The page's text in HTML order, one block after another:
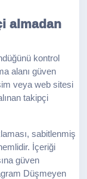
almadan
kontrol
alanı güven
veya web sitesi
takipçi
sabitlenmiş
İçeriği
güven
Düşmeyen